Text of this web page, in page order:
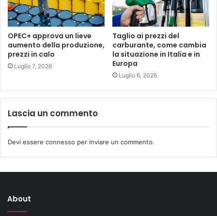
OPEC+ approva un lieve
aumento della produzione,
prezzi in calo
Luglio 7, 2026
Taglio ai prezzi del
carburante, come cambia
la situazione in Italia e in
Europa
Luglio 6, 2026
Lascia un commento
Devi essere connesso per inviare un commento.
About